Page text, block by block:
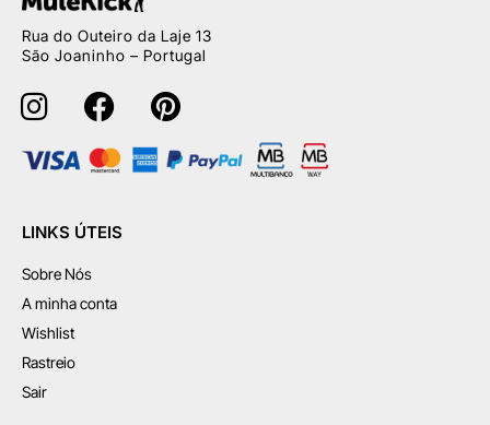
Rua do Outeiro da Laje 13
São Joaninho – Portugal
LINKS ÚTEIS
Sobre Nós
A minha conta
Wishlist
Rastreio
Sair